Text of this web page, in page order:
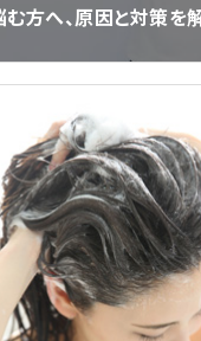
方へ、原因と対策を解